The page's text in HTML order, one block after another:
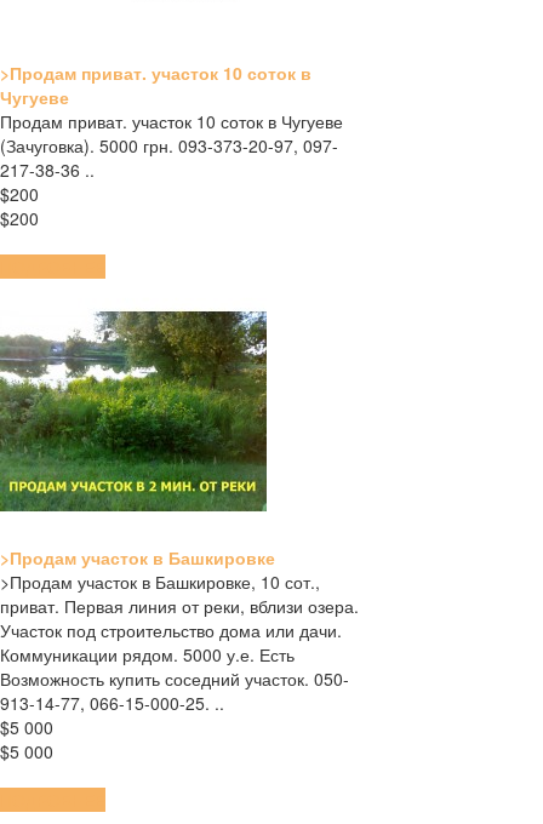
>Продам приват. участок 10 соток в
Чугуеве
Продам приват. участок 10 соток в Чугуеве
(Зачуговка). 5000 грн. 093-373-20-97, 097-
217-38-36 ..
$200
$200
>Продам участок в Башкировке
>Продам участок в Башкировке, 10 сот.,
приват. Первая линия от реки, вблизи озера.
Участок под строительство дома или дачи.
Коммуникации рядом. 5000 у.е. Есть
Возможность купить соседний участок. 050-
913-14-77, 066-15-000-25. ..
$5 000
$5 000